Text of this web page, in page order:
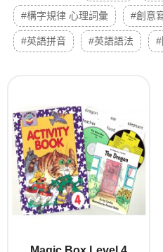
#構字規律 心理詞彙 #創意
#英語拼音 #英語語法